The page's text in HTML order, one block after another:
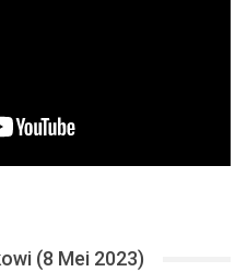
(8 Mei 2023)